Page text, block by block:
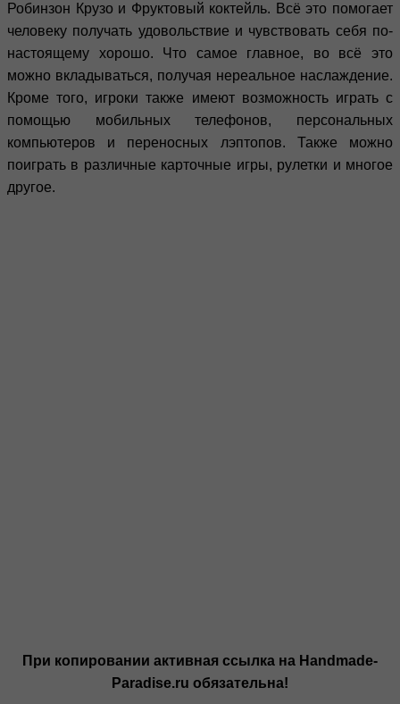
Робинзон Крузо и Фруктовый коктейль. Всё это помогает
человеку получать удовольствие и чувствовать себя по-
настоящему хорошо. Что самое главное, во всё это
можно вкладываться, получая нереальное наслаждение.
Кроме того, игроки также имеют возможность играть с
помощью мобильных телефонов, персональных
компьютеров и переносных лэптопов. Также можно
поиграть в различные карточные игры, рулетки и многое
другое.
При копировании активная ссылка на Handmade-
Paradise.ru обязательна!